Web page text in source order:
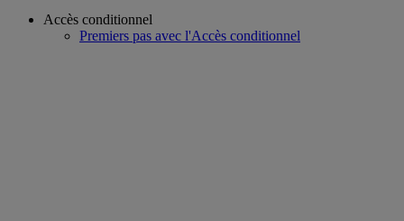
Accès conditionnel
Premiers pas avec l'Accès conditionnel